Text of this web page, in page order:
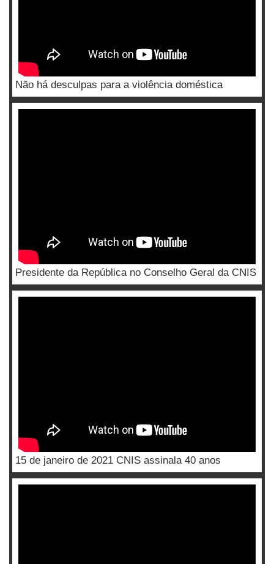
Não há desculpas para a violência doméstica
Presidente da República no Conselho Geral da CNIS
15 de janeiro de 2021 CNIS assinala 40 anos